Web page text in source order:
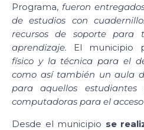
Programa, fueron
de estudios con
recursos de soporte para
aprendizaje. El municipio
físico y la técnica para el
como así también un aula
para aquellos
computadoras para el
Desde el municipio se